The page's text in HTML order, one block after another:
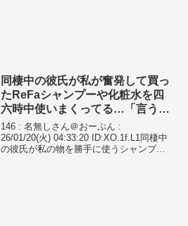
同棲中の彼氏が私が奮発して買っ
たReFaシャンプーや化粧水を四
六時中使いまくってる…「言うの
もケチみたい」と悩んでいたら周
りの反応が…
146 : 名無しさん＠おーぷん :
26/01/20(火) 04:33:20 ID:XO.1f.L1同棲中
の彼氏が私の物を勝手に使うシャンプー